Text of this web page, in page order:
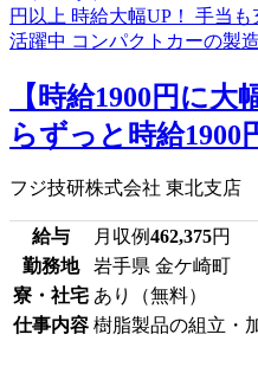
【時給1900円に
らずっと時給
フジ技研株式会社 東北支店
給与 月収例462,375円
勤務地
岩手県 金ケ崎町
寮・社宅 あり（無料）
仕事内容 樹脂製品の組立・